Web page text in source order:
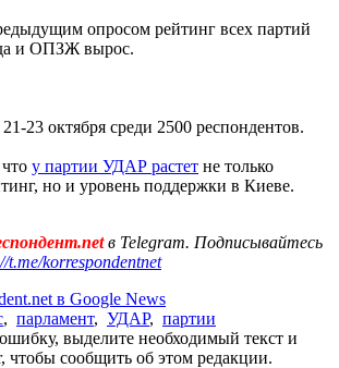
опросом рейтинг всех партий
и ОПЗЖ вырос.
23 октября среди 2500 респондентов.
у партии УДАР растет не только
но и уровень поддержки в Киеве.
в Telegram. Подписывайтесь
t.me/korrespondentnet
в Google News
, парламент, УДАР, партии
выделите необходимый текст и
чтобы сообщить об этом редакции.